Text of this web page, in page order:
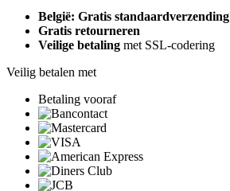
België: Gratis standaardverzending
Gratis retourneren
Veilige betaling met SSL-codering
Veilig betalen met
Betaling vooraf